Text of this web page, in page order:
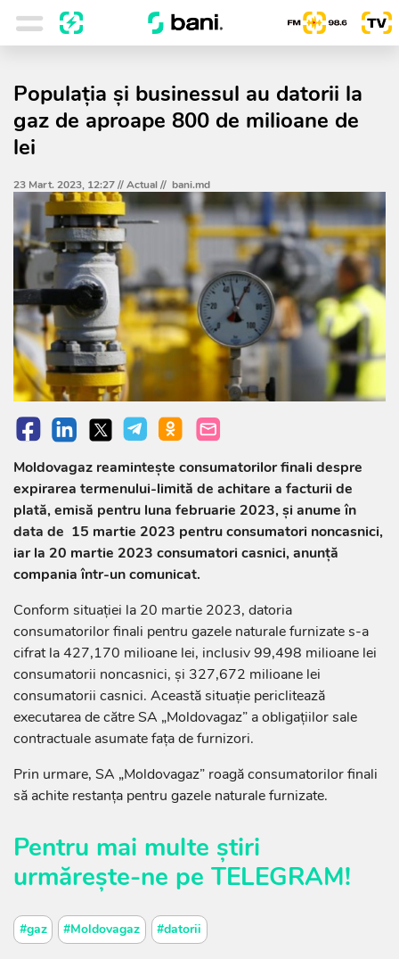
Populația și businessul au datorii la
gaz de aproape 800 de milioane de
lei
23 Mart. 2023, 12:27 //Actual// bani.md
Moldovagaz reamintește consumatorilor finali despre
expirarea termenului-limită de achitare a facturii de
plată, emisă pentru luna februarie 2023, și anume în
data de 15 martie 2023 pentru consumatori noncasnici,
iar la 20 martie 2023 consumatori casnici, anunță
compania într-un comunicat.
Conform situației la 20 martie 2023, datoria
consumatorilor finali pentru gazele naturale furnizate s-a
cifrat la 427,170 milioane lei, inclusiv 99,498 milioane lei
consumatorii noncasnici, și 327,672 milioane lei
consumatorii casnici. Această situație periclitează
executarea de către SA „Moldovagaz” a obligațiilor sale
contractuale asumate fața de furnizori.
Prin urmare, SA „Moldovagaz” roagă consumatorilor finali
să achite restanța pentru gazele naturale furnizate.
Pentru mai multe știri
urmărește-ne pe TELEGRAM!
#gaz #Moldovagaz #datorii